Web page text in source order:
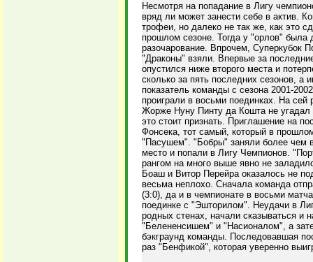
Несмотря на попадание в Лигу
вряд ли может занести себе в актив.
трофеи, но далеко не так же, как это
прошлом сезоне. Тогда у "орлов" была
разочарование. Впрочем, Суперкубок
"Драконы" взяли. Впервые за
опустился ниже второго места и
сколько за пять последних сезонов, а
показатель команды с сезона 2001-
проиграли в восьми поединках. На сей
Жорже Нуну Пинту да Кошта не угадал
это стоит признать. Приглашение на
Фонсека, тот самый, который в
"Пасушем". "Бобры" заняли более чем
место и попали в Лигу Чемпионов.
рангом на много выше явно не
Боаш и Витор Перейра оказалось не
весьма неплохо. Сначала команда
(3:0), да и в чемпионате в восьми
поединке с "Эшторилом". Неудачи в
родных стенах, начали сказываться и
"Белененсишем" и "Насионалом", а
бэкграунд команды. Последовавшая
раз "Бенфикой", которая уверенно